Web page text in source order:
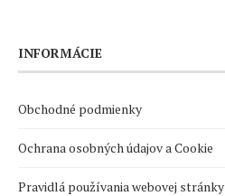
INFORMÁCIE
Obchodné podmienky
Ochrana osobných údajov a Cookie
Pravidlá používania webovej stránky